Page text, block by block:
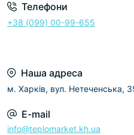
Телефони
+38 (099) 00-99-655
Наша адреса
м. Харків, вул. Нетеченська,
E-mail
info@teplomarket.kh.ua